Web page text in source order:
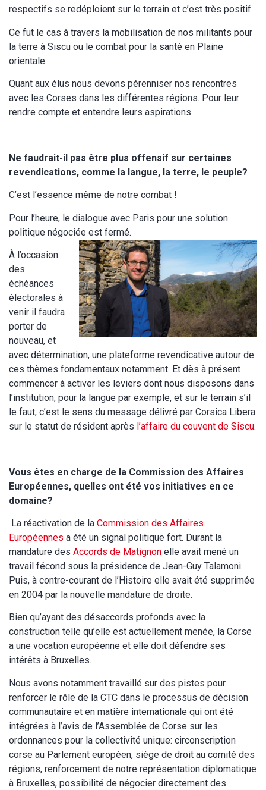
respectifs se redéploient sur le terrain et c’est très positif.
Ce fut le cas à travers la mobilisation de nos militants pour
la terre à Siscu ou le combat pour la santé en Plaine
orientale.
Quant aux élus nous devons pérenniser nos rencontres
avec les Corses dans les différentes régions. Pour leur
rendre compte et entendre leurs aspirations.
Ne faudrait-il pas être plus offensif sur certaines
revendications, comme la langue, la terre, le peuple?
C’est l’essence même de notre combat !
Pour l’heure, le dialogue avec Paris pour une solution
politique négociée est fermé.
À l’occasion
des
échéances
électorales à
venir il faudra
porter de
nouveau, et
avec détermination, une plateforme revendicative autour de
ces thèmes fondamentaux notamment. Et dès à présent
commencer à activer les leviers dont nous disposons dans
l’institution, pour la langue par exemple, et sur le terrain s’il
le faut, c’est le sens du message délivré par Corsica Libera
sur le statut de résident après l’affaire du couvent de Siscu.
Vous êtes en charge de la Commission des Affaires
Européennes, quelles ont été vos initiatives en ce
domaine?
La réactivation de la Commission des Affaires
Européennes a été un signal politique fort. Durant la
mandature des Accords de Matignon elle avait mené un
travail fécond sous la présidence de Jean-Guy Talamoni.
Puis, à contre-courant de l’Histoire elle avait été supprimée
en 2004 par la nouvelle mandature de droite.
Bien qu’ayant des désaccords profonds avec la
construction telle qu’elle est actuellement menée, la Corse
a une vocation européenne et elle doit défendre ses
intérêts à Bruxelles.
Nous avons notamment travaillé sur des pistes pour
renforcer le rôle de la CTC dans le processus de décision
communautaire et en matière internationale qui ont été
intégrées à l’avis de l’Assemblée de Corse sur les
ordonnances pour la collectivité unique: circonscription
corse au Parlement européen, siège de droit au comité des
régions, renforcement de notre représentation diplomatique
à Bruxelles, possibilité de négocier directement des